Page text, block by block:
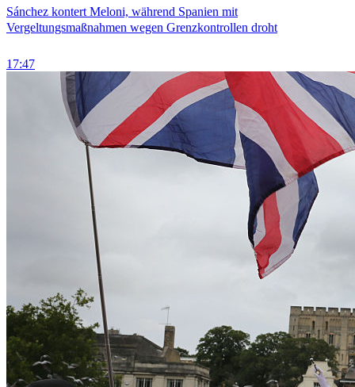
Sánchez kontert Meloni, während Spanien mit
Vergeltungsmaßnahmen wegen Grenzkontrollen droht
17:47